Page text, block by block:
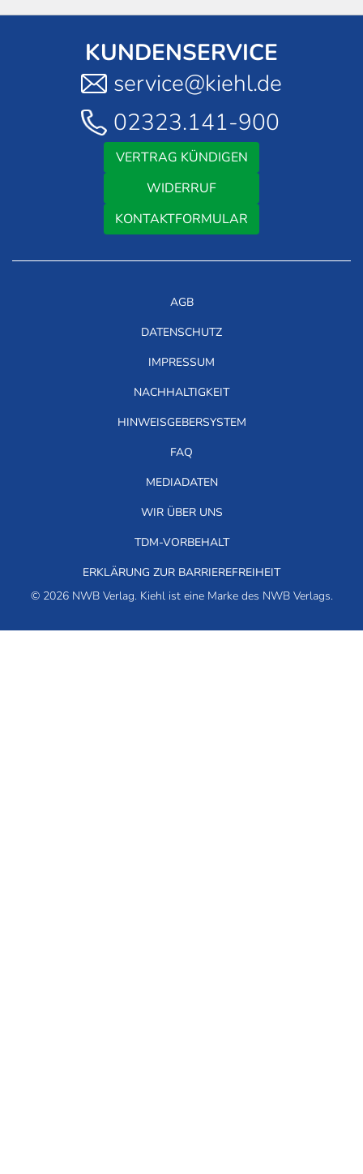
KUNDENSERVICE
service@kiehl.de
02323.141-900
VERTRAG KÜNDIGEN
WIDERRUF
KONTAKTFORMULAR
© 2026 NWB Verlag. Kiehl ist eine Marke des NWB Verlags.
AGB
DATENSCHUTZ
IMPRESSUM
NACHHALTIGKEIT
HINWEISGEBERSYSTEM
FAQ
MEDIADATEN
WIR ÜBER UNS
TDM-VORBEHALT
ERKLÄRUNG ZUR BARRIEREFREIHEIT